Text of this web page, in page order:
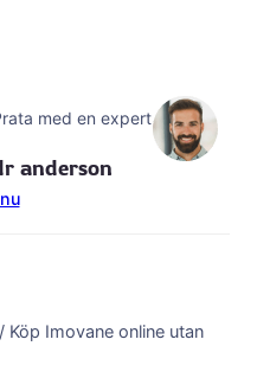
med en expert
anderson
Köp Imovane online utan